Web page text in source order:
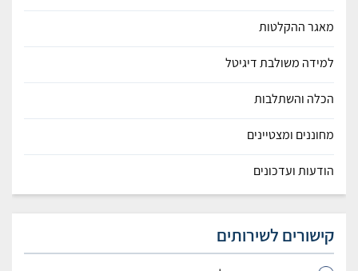
מאגר ההקלטות
למידה משולבת דיגיטל
הכלה והשתלבות
מחוננים ומצטיינים
הודעות ועדכונים
קישורים לשירותים